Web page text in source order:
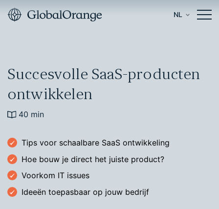
NL
Succesvolle SaaS-producten
ontwikkelen
40 min
Tips voor schaalbare SaaS ontwikkeling
Hoe bouw je direct het juiste product?
Voorkom IT issues
Ideeën toepasbaar op jouw bedrijf